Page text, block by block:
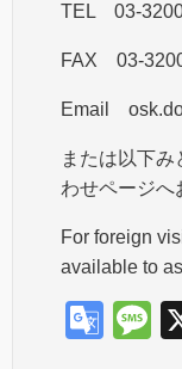
TEL 03-
FAX 03-
Email
または以下
わせページへ
For foreign
available to
G
M